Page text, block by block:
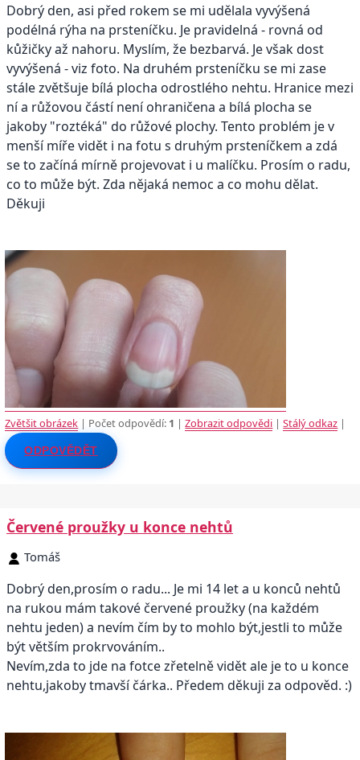
Dobrý den, asi před rokem se mi udělala vyvýšená
podélná rýha na prsteníčku. Je pravidelná - rovná od
kůžičky až nahoru. Myslím, že bezbarvá. Je však dost
vyvýšená - viz foto. Na druhém prsteníčku se mi zase
stále zvětšuje bílá plocha odrostlého nehtu. Hranice mezi
ní a růžovou částí není ohraničena a bílá plocha se
jakoby "roztéká" do růžové plochy. Tento problém je v
menší míře vidět i na fotu s druhým prsteníčkem a zdá
se to začíná mírně projevovat i u malíčku. Prosím o radu,
co to může být. Zda nějaká nemoc a co mohu dělat.
Děkuji
Zvětšit obrázek | Počet odpovědí: 1 |Zobrazit odpovědi |Stálý odkaz |
ODPOVĚDĚT
Červené proužky u konce nehtů
Tomáš
Dobrý den,prosím o radu... Je mi 14 let a u konců nehtů
na rukou mám takové červené proužky (na každém
nehtu jeden) a nevím čím by to mohlo být,jestli to může
být větším prokrvováním..
Nevím,zda to jde na fotce zřetelně vidět ale je to u konce
nehtu,jakoby tmavší čárka.. Předem děkuji za odpověd. :)